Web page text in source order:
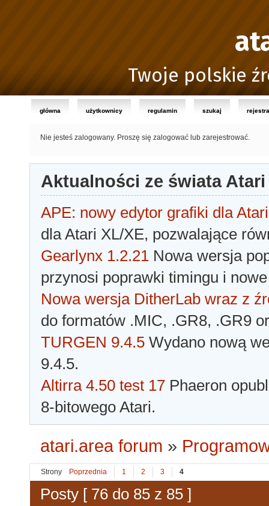
Twoje polskie
główna użytkownicy regulamin szukaj
Nie jesteś zalogowany. Proszę się zalogować lub zarejestrować.
Aktualności ze świata Atari
APE: nowy edytor grafiki dla Atari
dla Atari XL/XE, pozwalające
Gearlynx 1.2.21 Nowa wersja
przynosi poprawki timingu i
Nowa wersja DitherLab wraz z
do formatów .MIC, .GR8, .GR9
TURGEN 9.4.5 Wydano nową
9.4.5.
Altirra 4.50 test 17 Phaeron
8-bitowego Atari.
atari.area forum »
Strony Poprzednia 1 2 3 4
Posty [ 76 do 85 z 85 ]